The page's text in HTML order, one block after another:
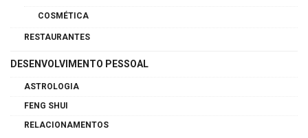
COSMÉTICA
RESTAURANTES
DESENVOLVIMENTO PESSOAL
ASTROLOGIA
FENG SHUI
RELACIONAMENTOS